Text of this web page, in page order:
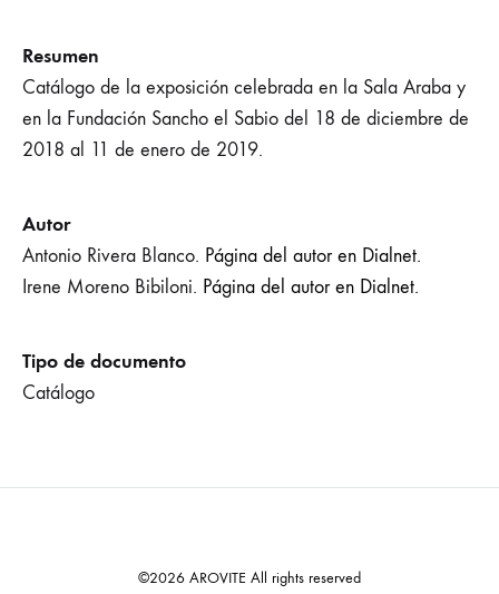
Resumen
Catálogo de la exposición celebrada en la Sala Araba y
en la Fundación Sancho el Sabio del 18 de diciembre de
2018 al 11 de enero de 2019.
Autor
Antonio Rivera Blanco. Página del autor en Dialnet.
Irene Moreno Bibiloni. Página del autor en Dialnet.
Tipo de documento
Catálogo
©2026 AROVITE All rights reserved